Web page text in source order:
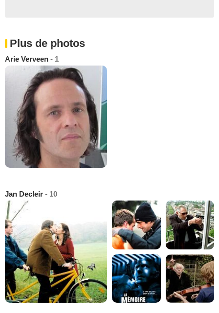
Plus de photos
Arie Verveen - 1
Jan Decleir - 10